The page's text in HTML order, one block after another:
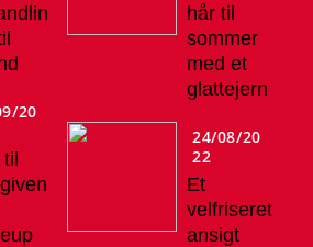
20
til
hår til
sommer
med et
glattejern
24/08/20
22
Et
velfriseret
ansigt